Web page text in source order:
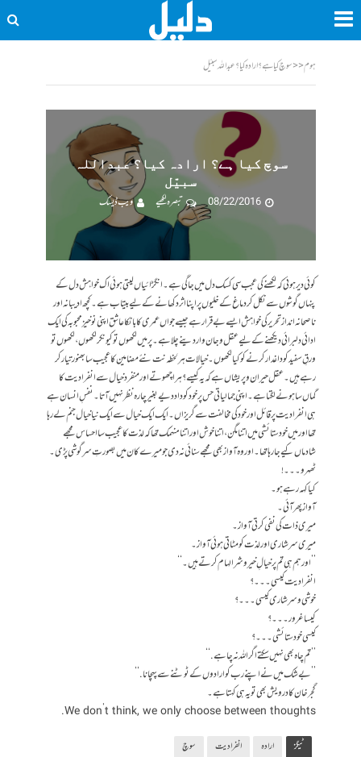
ہوم<<سوچ کیا ہے؟ ارادہ کیا؟ عبداللہ سبیّل
سوچ کیا ہے؟ ارادہ کیا؟ عبداللہ
سبیّل
08/22/2016
تبصرہ لکھیے ویب ڈیسک
کوئی دیر ہوئی کہ لکھنے کی عجب سی کسک دل میں جاگی ہے۔ انگڑائیاں لیتی ہوئی اک خواہش دل کے
پنہاں گوشوں سے نکل کر دماغ کے خلیوں پر اپنا اثر دکھانے کے لیے بیتاب ہے۔ کچھ ادیبانہ اور
ناصحانہ انداز تحریر کی خواہش ایسے بےقرار ہے جیسے جواں عمری کا بانکا عاشق اپنی نوخیز محبوبہ کی ایک
ادائی دلبرائی دیکھنےکے لیے عقل و جان وار دینے چلا ہے۔ پر میں لکھوں تو کیونکر لکھوں، لکھوں تو
ورقِ سفید کو داغدار کرنےکو کیا لکھوں۔ خیالات ہر لحظہ نت نئےمضامین کا عجیب سا بھنور تیار کر
رہے ہیں۔ عقل حیران و پریشاں ہے کہ یہ کیسے؟ ہر اچھوتے اور منفرد خیال سے انفرادیت کا
گماں سا ہونے لگتا ہے۔ اپنی جمالیاتی حس پر خود کو داد دیے بغیر چارہ نظر نہیں آتا۔ نفسِ انسان ہے
ہی انفرادیت پر قائل اور خود کی مخالفت سے گریزاں۔ ایک ایک خیال سے ایک نیا خیال جنم لے رہا
تھا اور میں خود ستائشی میں اتنا مگن ،اتنا خوش اور اتنا منہمک تھا کہ لذت کا عجیب سا احساس مجھے
شادماں کیے جا رہا تھا۔ اور وہ آواز بھی مجھے سنائی نہ دی جو میرے کان میں بصورتِ سرگوشی پڑی۔
ٹھہرو۔۔۔!
کیا کہہ رہے ہو۔
آواز پھر آئی۔
میری ذات کی نفی کرتی آواز۔
میری سرشاری اور لذت کو مٹاتی ہوئی آواز۔
’’اور ہم ہی تم پر خیالِ خیر و شر الہام کرتے ہیں۔‘‘
انفرادیت کیسی۔۔۔؟
خوشی و سرشاری کیسی۔۔۔؟
کیسا غرور۔۔۔؟
کیسی خود ستائشی۔۔۔؟
’’تم چاہ بھی نہیں سکتے اگر اللہ نہ چاہے.‘‘
’’بے شک میں نے اپنے رب کو ارادوں کے ٹوٹنے سے پہچانا.‘‘
گجرخان کا درویش بھی تو یہ ہی کہتا ہے۔
We don’t think, we only choose between thoughts.
ٹیگز ارادہ انفرادیت سوچ